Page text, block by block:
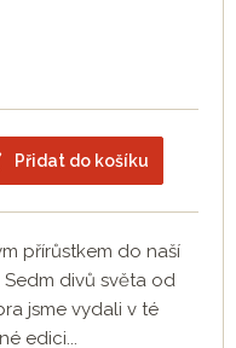
Přidat do košíku
přírůstkem do naší
divů světa od
jsme vydali v té
edici...